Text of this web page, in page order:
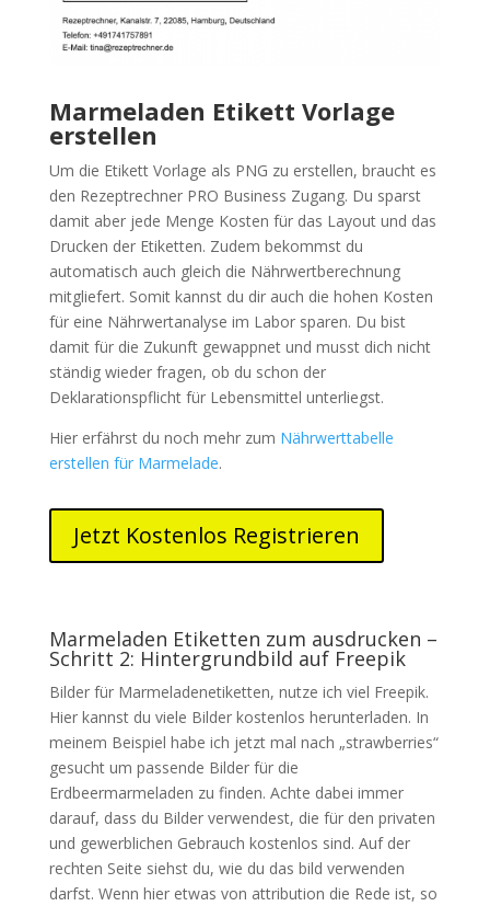
Marmeladen Etikett Vorlage
erstellen
Um die Etikett Vorlage als PNG zu erstellen, braucht es
den Rezeptrechner PRO Business Zugang. Du sparst
damit aber jede Menge Kosten für das Layout und das
Drucken der Etiketten. Zudem bekommst du
automatisch auch gleich die Nährwertberechnung
mitgliefert. Somit kannst du dir auch die hohen Kosten
für eine Nährwertanalyse im Labor sparen. Du bist
damit für die Zukunft gewappnet und musst dich nicht
ständig wieder fragen, ob du schon der
Deklarationspflicht für Lebensmittel unterliegst.
Hier erfährst du noch mehr zum Nährwerttabelle
erstellen für Marmelade.
Jetzt Kostenlos Registrieren
Marmeladen Etiketten zum ausdrucken –
Schritt 2: Hintergrundbild auf Freepik
Bilder für Marmeladenetiketten, nutze ich viel Freepik.
Hier kannst du viele Bilder kostenlos herunterladen. In
meinem Beispiel habe ich jetzt mal nach „strawberries“
gesucht um passende Bilder für die
Erdbeermarmeladen zu finden. Achte dabei immer
darauf, dass du Bilder verwendest, die für den privaten
und gewerblichen Gebrauch kostenlos sind. Auf der
rechten Seite siehst du, wie du das bild verwenden
darfst. Wenn hier etwas von attribution die Rede ist, so